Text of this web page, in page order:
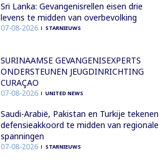
Sri Lanka: Gevangenisrellen eisen drie
levens te midden van overbevolking
07-08-2026 STARNIEUWS
SURINAAMSE GEVANGENISEXPERTS
ONDERSTEUNEN JEUGDINRICHTING
CURAÇAO
07-08-2026 UNITED NEWS
Saudi-Arabië, Pakistan en Turkije tekenen
defensieakkoord te midden van regionale
spanningen
07-08-2026 STARNIEUWS